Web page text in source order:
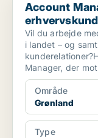
Account
Vil du arbejde
i landet – og
Manager, der
Område
Grønland
Type